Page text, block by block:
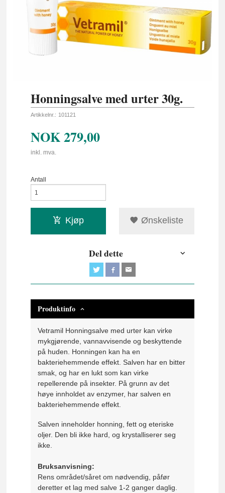
Honningsalve med urter 30g.
Artikkelnr.: 101121
NOK279,00
inkl. mva.
Antall
Kjøp Ønskeliste
Del dette
Produktinfo
Vetramil Honningsalve med urter kan virke
mykgjørende, vannavvisende og beskyttende
på huden. Honningen kan ha en
bakteriehemmende effekt. Salven har en bitter
smak, og har en lukt som kan virke
repellerende på insekter. På grunn av det
høye innholdet av enzymer, har salven en
bakteriehemmende effekt.
Salven inneholder honning, fett og eteriske
oljer. Den bli ikke hard, og krystalliserer seg
ikke.
Bruksanvisning:
Rens området/såret om nødvendig, påfør
deretter et lag med salve 1-2 ganger daglig.